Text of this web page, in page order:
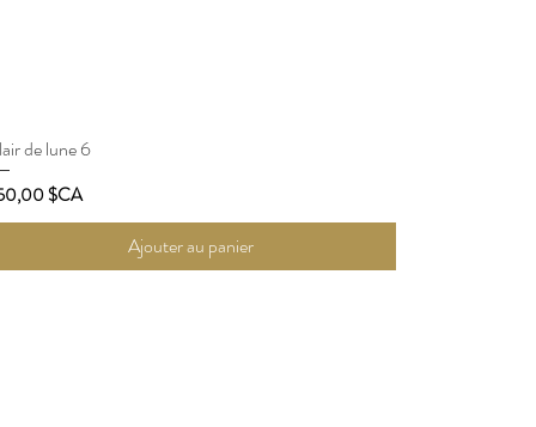
de lune 6
$CA
Ajouter au panier